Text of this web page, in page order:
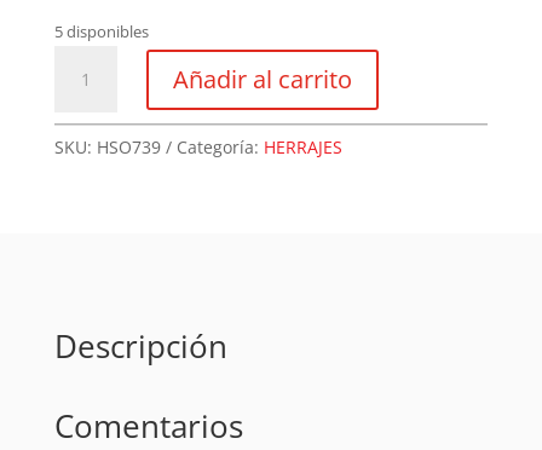
5 disponibles
De
Añadir al carrito
SKU: HSO739 Categoría: HERRAJES
Descripción
Comentarios